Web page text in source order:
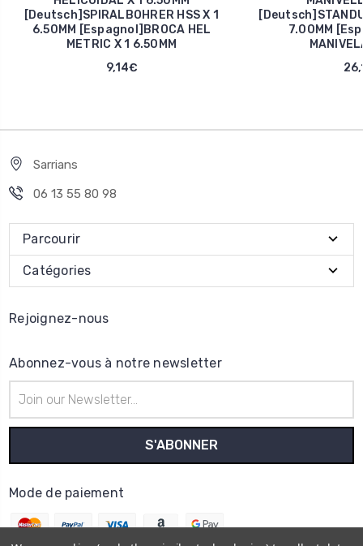
[Deutsch]SPIRALBOHRER HSS X 1
6.50MM [Espagnol]BROCA HEL
METRIC X 1 6.50MM
9,14€
7.00MM
Sarrians
06 13 55 80 98
Parcourir
Catégories
Rejoignez-nous
Abonnez-vous à notre newsletter
e-
mail
Mode de paiement